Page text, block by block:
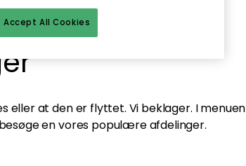
ikke siden du
at den er flyttet. Vi beklager. I menuen
en vores populære afdelinger.
Accept All Cookies